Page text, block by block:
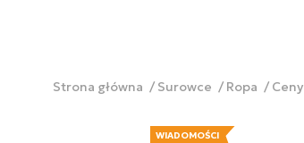
Strona główna Surowce Ropa
WIADOMOŚCI